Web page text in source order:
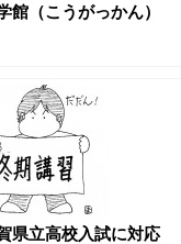
館（こうがっかん）
県立高校入試に対応